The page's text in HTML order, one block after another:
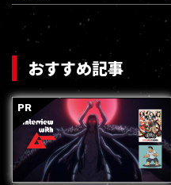
おすすめ記事